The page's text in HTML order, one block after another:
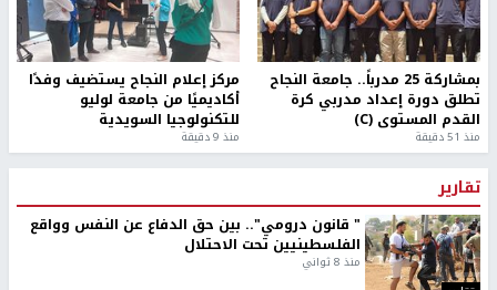
بمشاركة 25 مدرباً.. جامعة النجاح
تطلق دورة إعداد مدربي كرة
القدم المستوى (C)
منذ 51 دقيقة
مركز إعلام النجاح يستضيف وفدًا
أكاديميًا من جامعة لوليو
للتكنولوجيا السويدية
منذ 9 دقيقة
تقارير
" قانون درومي".. بين حق الدفاع عن النفس وواقع
الفلسطينيين تحت الاحتلال
منذ 8 ثواني